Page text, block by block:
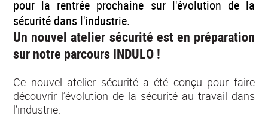
pour la rentrée prochaine sur l'évolution de la
sécurité dans l'industrie.
Un nouvel atelier sécurité est en préparation
sur notre parcours INDULO !
Ce nouvel atelier sécurité a été conçu pour faire
découvrir l’évolution de la sécurité au travail dans
l’industrie.